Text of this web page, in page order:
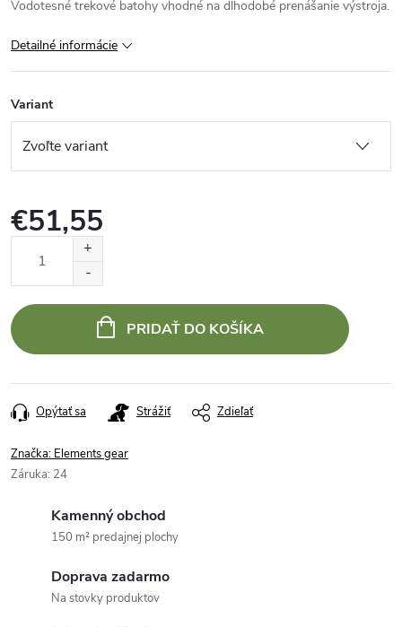
Vodotesné trekové batohy vhodné na dlhodobé prenášanie výstroja.
Detailné informácie
Variant
€51,55
PRIDAŤ DO KOŠÍKA
Opýtať sa Strážiť Zdieľať
Značka: Elements gear
Záruka: 24
Kamenný obchod
150 m² predajnej plochy
Doprava zadarmo
Na stovky produktov